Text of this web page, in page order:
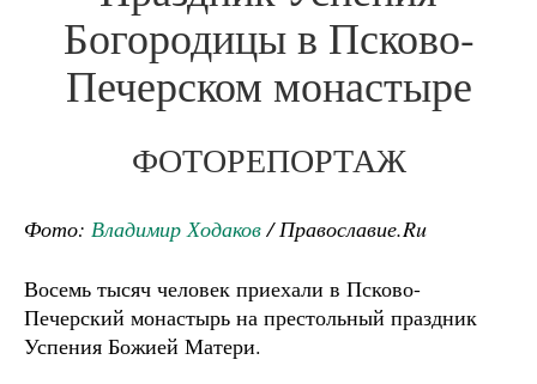
Богородицы в Псково-
Печерском монастыре
ФОТОРЕПОРТАЖ
Фото: Владимир Ходаков/ Православие.Ru
Восемь тысяч человек приехали в Псково-
Печерский монастырь на престольный праздник
Успения Божией Матери.